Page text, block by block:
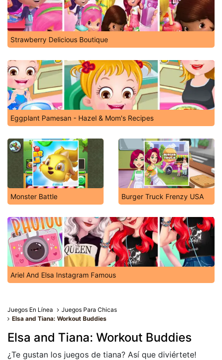
Strawberry Delicious Boutique
Eggplant Pamesan - Hazel & Mom's Recipes
Monster Battle Burger Truck Frenzy USA
Ariel And Elsa Instagram Famous
Juegos En Línea
Juegos Para Chicas
Elsa and Tiana: Workout Buddies
Elsa and Tiana: Workout Buddies
¿Te gustan los juegos de tiana? Así que diviértete!